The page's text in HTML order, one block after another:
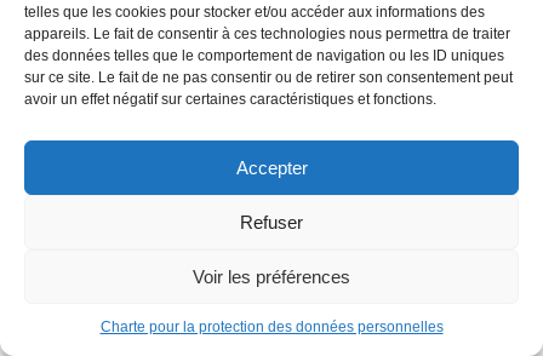
telles que les cookies pour stocker et/ou accéder aux informations des
appareils. Le fait de consentir à ces technologies nous permettra de traiter
des données telles que le comportement de navigation ou les ID uniques
sur ce site. Le fait de ne pas consentir ou de retirer son consentement peut
avoir un effet négatif sur certaines caractéristiques et fonctions.
Accepter
Refuser
Voir les préférences
Charte pour la protection des données personnelles
© ALL RIGHTS RESERVED. URBAN COMICS POUR LES
ÉDITIONS FRANÇAISES.